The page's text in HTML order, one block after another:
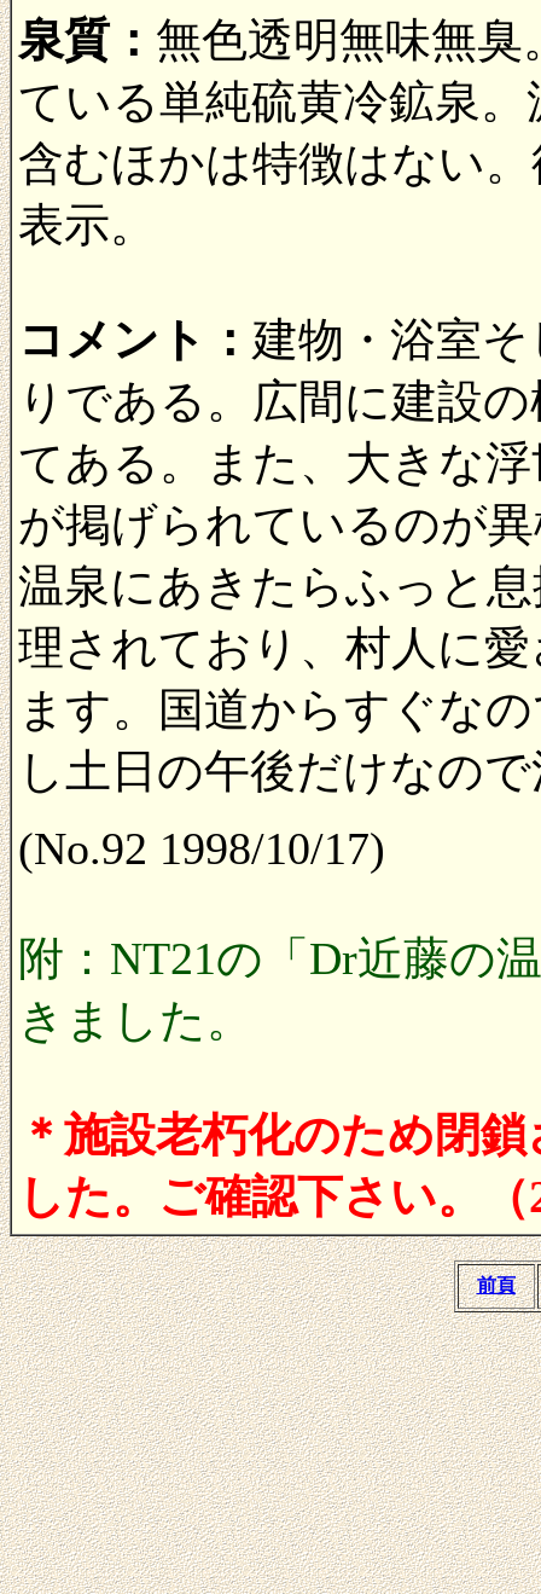
泉質： 無色透明無味無
ている単純硫黄冷鉱泉
含むほかは特徴はない
表示。
コメント： 建物・浴室
りである。広間に建設
てある。また、大きな
が掲げられているのが
温泉にあきたらふっと
理されており、村人に
ます。国道からすぐな
し土日の午後だけなの
(No.92 1998/10/17)
附：NT21の「Dr近藤の
きました。
＊施設老朽化のため閉
した。ご確認下さい。（
前頁